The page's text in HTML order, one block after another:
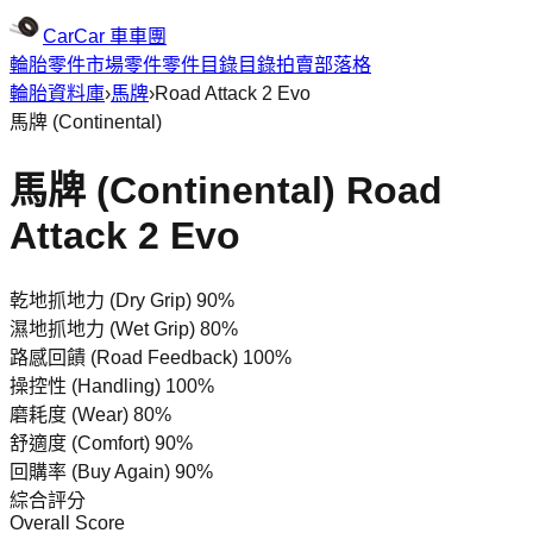
CarCar 車車團
輪胎零件市場零件零件目錄目錄拍賣部落格
輪胎資料庫›馬牌›Road Attack 2 Evo
馬牌 (Continental )
馬牌 (Continental) Road
Attack 2 Evo
乾地抓地力 (Dry Grip) 90%
濕地抓地力 (Wet Grip) 80%
路感回饋 (Road Feedback) 100%
操控性 (Handling) 100%
磨耗度 (Wear) 80%
舒適度 (Comfort) 90%
回購率 (Buy Again) 90%
綜合評分
Overall Score